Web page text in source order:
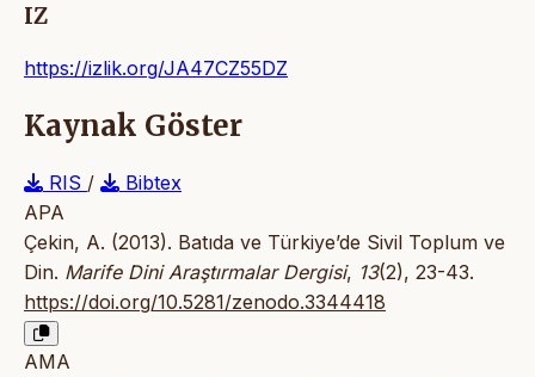
IZ
https://izlik.org/JA47CZ55DZ
Kaynak Göster
RIS /
Bibtex
APA
Çekin, A. (2013). Batıda ve Türkiye’de Sivil Toplum ve
Din. Marife Dini Araştırmalar Dergisi, 13(2), 23-43.
https://doi.org/10.5281/zenodo.3344418
AMA